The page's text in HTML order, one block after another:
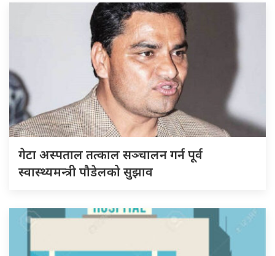
गेटा अस्पताल तत्काल सञ्चालन गर्न पूर्व
स्वास्थ्यमन्त्री पौडेलको सुझाव